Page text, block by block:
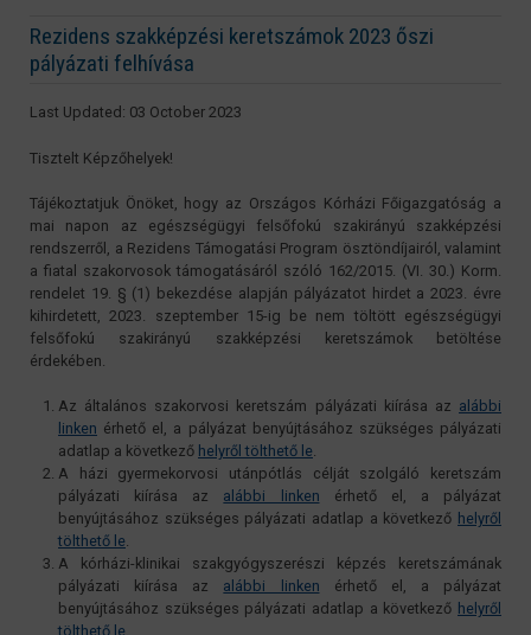
Rezidens szakképzési keretszámok 2023 őszi
pályázati felhívása
Last Updated: 03 October 2023
Tisztelt Képzőhelyek!
Tájékoztatjuk Önöket, hogy az Országos Kórházi Főigazgatóság a
mai napon az egészségügyi felsőfokú szakirányú szakképzési
rendszerről, a Rezidens Támogatási Program ösztöndíjairól, valamint
a fiatal szakorvosok támogatásáról szóló 162/2015. (VI. 30.) Korm.
rendelet 19. § (1) bekezdése alapján pályázatot hirdet a 2023. évre
kihirdetett, 2023. szeptember 15-ig be nem töltött egészségügyi
felsőfokú szakirányú szakképzési keretszámok betöltése
érdekében.
Az általános szakorvosi keretszám pályázati kiírása az alábbi
linken érhető el, a pályázat benyújtásához szükséges pályázati
adatlap a következő helyről tölthető le.
A házi gyermekorvosi utánpótlás célját szolgáló keretszám
pályázati kiírása az alábbi linken érhető el, a pályázat
benyújtásához szükséges pályázati adatlap a következő helyről
tölthető le.
A kórházi-klinikai szakgyógyszerészi képzés keretszámának
pályázati kiírása az alábbi linken érhető el, a pályázat
benyújtásához szükséges pályázati adatlap a következő helyről
tölthető le.